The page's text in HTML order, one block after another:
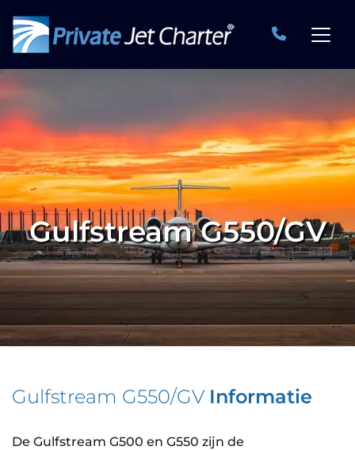
Gulfstream G550/GV
Gulfstream G550/GV Informatie
De Gulfstream G500 en G550 zijn de